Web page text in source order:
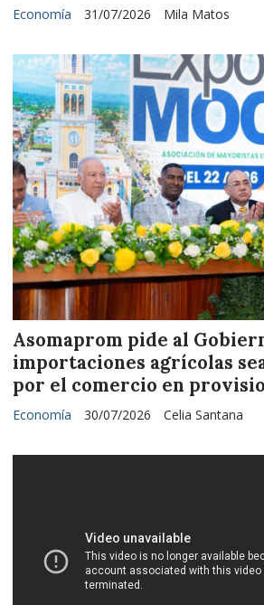
Mila Matos
Economía 31/07/2026
Asomaprom pide al
importaciones agrícolas
por el comercio en
Celia Santana
Economía 30/07/2026